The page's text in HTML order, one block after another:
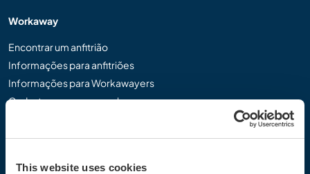
This website uses cookies
Workaway
Encontrar um anfitrião
Informações para anfitriões
Informações para Workawayers
Cadastrar-se como workawayer
Dar uma experiência Workaway de presente